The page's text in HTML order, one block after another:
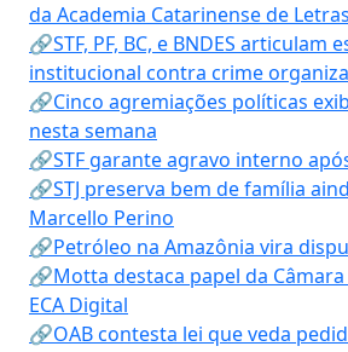
da Academia Catarinense de
🔗STF, PF, BC, e BNDES articulam
institucional contra crime
🔗Cinco agremiações políticas
nesta semana
🔗STF garante agravo interno
🔗STJ preserva bem de família
Marcello Perino
🔗Petróleo na Amazônia vira
🔗Motta destaca papel da
ECA Digital
🔗OAB contesta lei que veda